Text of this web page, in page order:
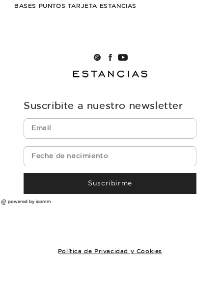
BASES PUNTOS TARJETA ESTANCIAS
Suscribite a nuestro newsletter
Suscribirme
powered by icomm
Política de Privacidad y Cookies